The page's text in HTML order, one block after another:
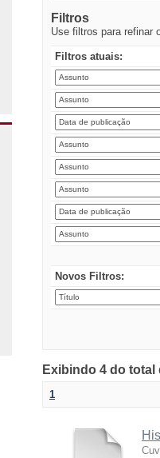
Filtros
Use filtros para refinar
Filtros atuais:
Novos Filtros:
Exibindo 4 do total
1